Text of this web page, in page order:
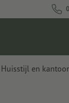
Huisstijl en kantoor